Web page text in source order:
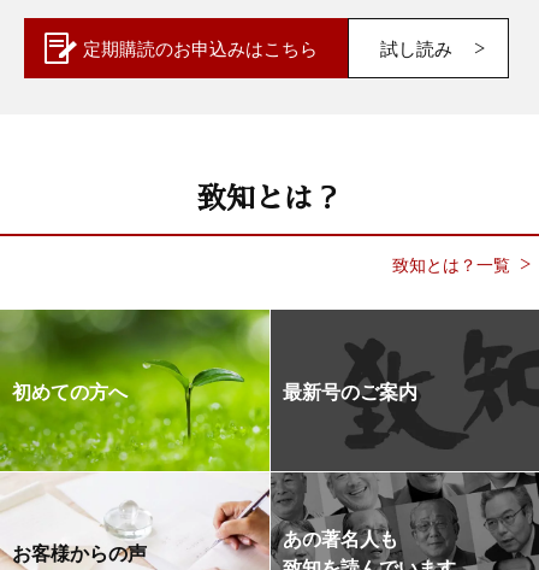
定期購読のお申込みはこちら 試し読み
致知とは？
致知とは？一覧
初めての方へ 最新号のご案内
お客様からの声
あの著名人も